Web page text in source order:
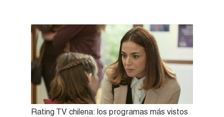
Rating TV chilena: los programas más vistos